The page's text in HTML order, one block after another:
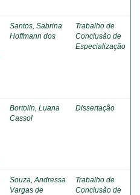
Santos, Sabrina
Hoffmann dos
Trabalho de
Conclusão de
Especialização
Bortolin, Luana
Cassol
Dissertação
Souza, Andressa
Vargas de
Trabalho de
Conclusão de